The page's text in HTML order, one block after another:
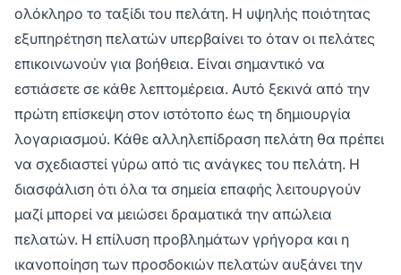
ολόκληρο το ταξίδι του πελάτη. Η υψηλής ποιότητας
εξυπηρέτηση πελατών υπερβαίνει το όταν οι πελάτες
επικοινωνούν για βοήθεια. Είναι σημαντικό να
εστιάσετε σε κάθε λεπτομέρεια. Αυτό ξεκινά από την
πρώτη επίσκεψη στον ιστότοπο έως τη δημιουργία
λογαριασμού. Κάθε αλληλεπίδραση πελάτη θα πρέπει
να σχεδιαστεί γύρω από τις ανάγκες του πελάτη. Η
διασφάλιση ότι όλα τα σημεία επαφής λειτουργούν
μαζί μπορεί να μειώσει δραματικά την απώλεια
πελατών. Η επίλυση προβλημάτων γρήγορα και η
ικανοποίηση των προσδοκιών πελατών αυξάνει την